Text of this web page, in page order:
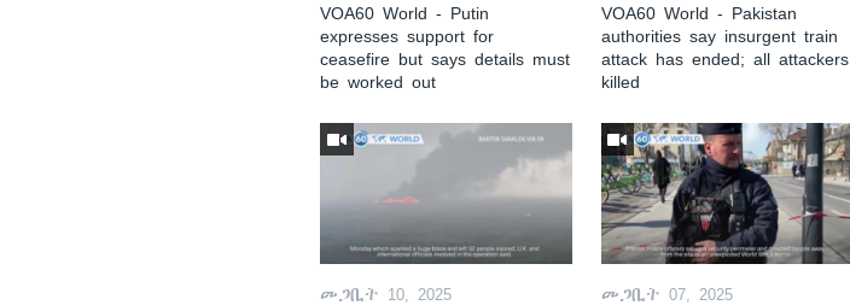
VOA60 World - Putin
expresses support for
ceasefire but says details must
be worked out
VOA60 World - Pakistan
authorities say insurgent train
attack has ended; all attackers
killed
መጋቢት 10, 2025 መጋቢት 07, 2025